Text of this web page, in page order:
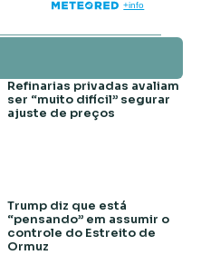
Refinarias privadas avaliam
ser “muito difícil” segurar
ajuste de preços
Trump diz que está
“pensando” em assumir o
controle do Estreito de
Ormuz